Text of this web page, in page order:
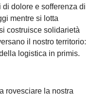
dolore e sofferenza di
mentre si lotta
costruisce solidarietà
il nostro territorio:
logistica in primis.
rovesciare la nostra